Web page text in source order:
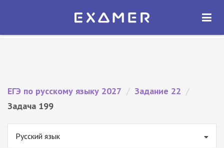
Экзамер — ЕГЭ 2027
ОТКРЫТЬ
ЕГЭ по русскому языку 2027 / Задание 22 /
Задача 199
Русский язык